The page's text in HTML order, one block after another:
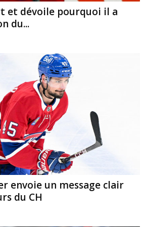
et dévoile pourquoi il a
du...
envoie un message clair
du CH